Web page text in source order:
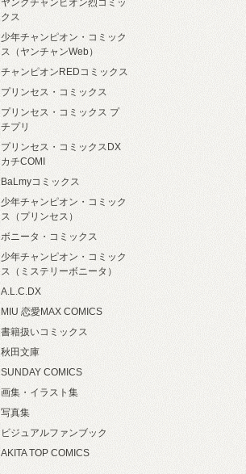
ヤングチャンピオン烈コミッ
クス
少年チャンピオン・コミック
ス（ヤンチャンWeb）
チャンピオンREDコミックス
プリンセス・コミックス
プリンセス・コミックス プ
チプリ
プリンセス・コミックスDX
カチCOMI
BaLmyコミックス
少年チャンピオン・コミック
ス（プリンセス）
ボニータ・コミックス
少年チャンピオン・コミック
ス（ミステリーボニータ）
A.L.C.DX
MIU 恋愛MAX COMICS
書籍扱いコミックス
秋田文庫
SUNDAY COMICS
画集・イラスト集
写真集
ビジュアルファンブック
AKITA TOP COMICS